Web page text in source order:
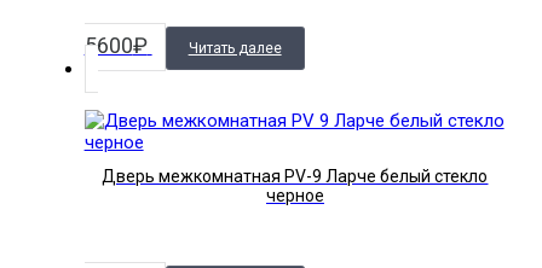
5600₽ Читать далее
Дверь межкомнатная PV-9 Ларче белый стекло
черное